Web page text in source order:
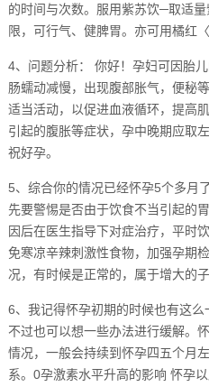
的时间与次数。服用紫苏饮─取适
限，可行气、健脾胃。亦可用橘红
4、问题分析： 你好！孕妇可因胎
肠蠕动减慢，出现腹部胀气，便秘
适当活动，以促进血液循环，提高
引起的腹胀等症状，孕中晚期应取
祝好孕。
5、综合你的情况已经怀孕5个多月
先要警惕是否由于饮食不当引起的
因后在医生指导下对症治疗，平时
免寒凉辛辣刺激性食物，加强孕期
况，有时候是正常的，属于增大的子
6、我记得怀孕初期的时候也有这么
不过也可以想一些办法进行缓解。
情况，一般会持续到怀孕四五个月
系。0孕激素水平升高的影响 怀孕